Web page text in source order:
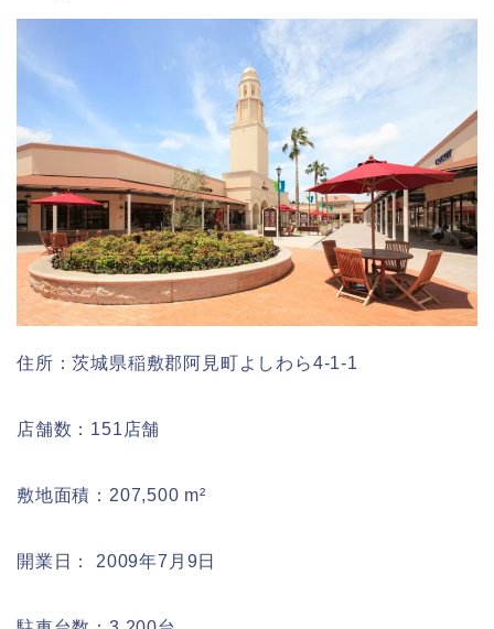
住所：茨城県稲敷郡阿見町よしわら4-1-1
店舗数：151店舗
敷地面積：207,500 m²
開業日： 2009年7月9日